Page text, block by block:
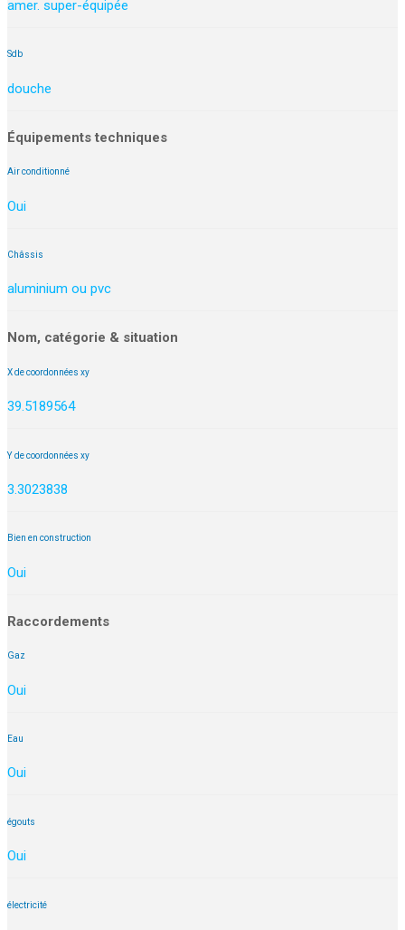
amer. super-équipée
Sdb
douche
Équipements techniques
Air conditionné
Oui
Châssis
aluminium ou pvc
Nom, catégorie & situation
X de coordonnées xy
39.5189564
Y de coordonnées xy
3.3023838
Bien en construction
Oui
Raccordements
Gaz
Oui
Eau
Oui
égouts
Oui
électricité